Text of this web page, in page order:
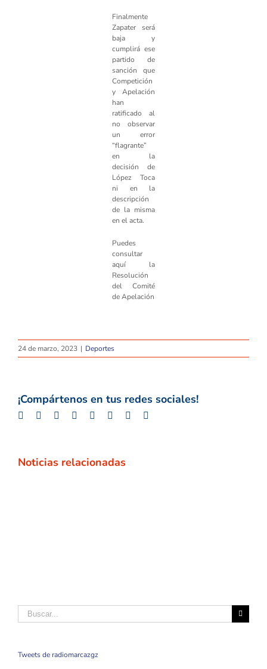
Finalmente
Zapater será
baja y
cumplirá ese
partido de
sanción que
Competición
y Apelación
han
ratificado al
no observar
un error
“flagrante”
en la
decisión de
López Toca
ni en la
descripción
de la misma
en el acta.
Puedes
consultar
aquí la
Resolución
del Comité
de Apelación
24 de marzo, 2023 | Deportes
¡Compártenos en tus redes sociales!
Facebook
TwitterLinkedInWhatsappGoogle+
TumblrPinterest
Noticias relacionadas
Buscar
Tweets de radiomarcazgz